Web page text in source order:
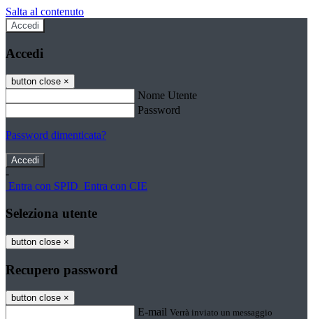
Salta al contenuto
Accedi
Accedi
button close ×
Nome Utente
Password
Password dimenticata?
-
Entra con SPID Entra con CIE
Seleziona utente
button close ×
Recupero password
button close ×
E-mail Verrà inviato un messaggio